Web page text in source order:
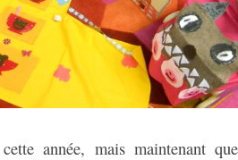
année, mais maintenant